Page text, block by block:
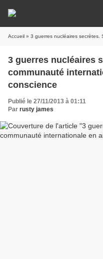
Accueil » 3 guerres nucléaires secrètes. Sans
3 guerres nucléaires
communauté
conscience
Publié le 27/11/2013 à 01:11
Par rusty james